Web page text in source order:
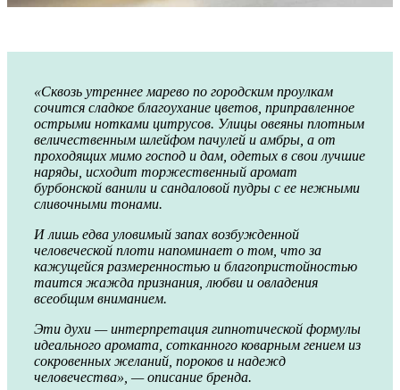
«Сквозь утреннее марево по городским проулкам
сочится сладкое благоухание цветов, приправленное
острыми нотками цитрусов. Улицы овеяны плотным
величественным шлейфом пачулей и амбры, а от
проходящих мимо господ и дам, одетых в свои лучшие
наряды, исходит торжественный аромат
бурбонской ванили и сандаловой пудры с ее нежными
сливочными тонами.
И лишь едва уловимый запах возбужденной
человеческой плоти напоминает о том, что за
кажущейся размеренностью и благопристойностью
таится жажда признания, любви и овладения
всеобщим вниманием.
Эти духи — интерпретация гипнотической формулы
идеального аромата, сотканного коварным гением из
сокровенных желаний, пороков и надежд
человечества», — описание бренда.